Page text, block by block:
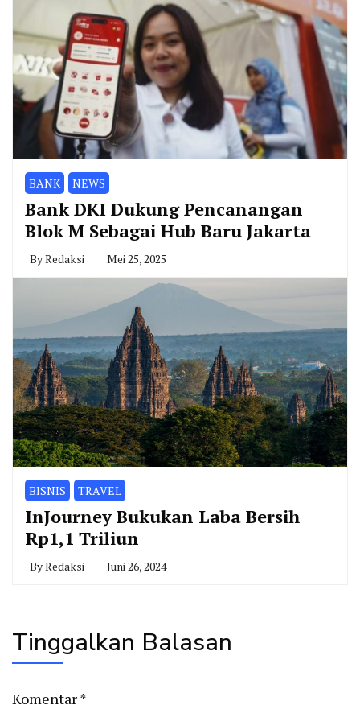
BANK NEWS
Bank DKI Dukung Pencanangan
Blok M Sebagai Hub Baru Jakarta
ByRedaksi Mei 25, 2025
BISNIS TRAVEL
InJourney Bukukan Laba Bersih
Rp1,1 Triliun
ByRedaksi Juni 26, 2024
Tinggalkan Balasan
Komentar*